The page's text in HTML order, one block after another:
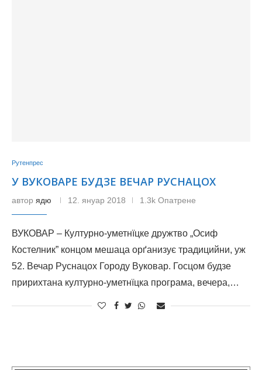
Рутенпрес
У ВУКОВАРЕ БУДЗЕ ВЕЧАР РУСНАЦОХ
автор ядю 12. януар 2018 1.3k Опатрене
ВУКОВАР – Културно-уметнїцке дружтво „Осиф
Костелник” концом мешаца орґанизує традицийни, уж
52. Вечар Руснацох Городу Вуковар. Госцом будзе
пририхтана културно-уметнїцка програма, вечера,…